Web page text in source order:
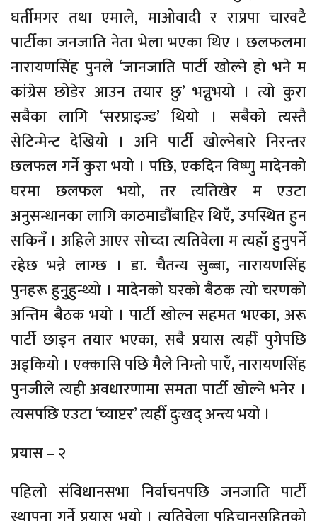
घर्तीमगर तथा एमाले, माओवादी र राप्रपा चारवटै
पार्टीका जनजाति नेता भेला भएका थिए । छलफलमा
नारायणसिंह पुनले ‘जानजाति पार्टी खोल्ने हो भने म
कांग्रेस छोडेर आउन तयार छु’ भन्नुभयो । त्यो कुरा
सबैका लागि ‘सरप्राइज्ड’ थियो । सबैको त्यस्तै
सेटिन्मेन्ट देखियो । अनि पार्टी खोल्नेबारे निरन्तर
छलफल गर्ने कुरा भयो । पछि, एकदिन विष्णु मादेनको
घरमा छलफल भयो, तर त्यतिखेर म एउटा
अनुसन्धानका लागि काठमाडौंबाहिर थिएँ, उपस्थित हुन
सकिनँ । अहिले आएर सोच्दा त्यतिवेला म त्यहाँ हुुनुपर्ने
रहेछ भन्ने लाग्छ । डा. चैतन्य सुब्बा, नारायणसिंह
पुनहरू हुनुुहुन्थ्यो । मादेनको घरको बैठक त्यो चरणको
अन्तिम बैठक भयो । पार्टी खोल्न सहमत भएका, अरू
पार्टी छाड्न तयार भएका, सबै प्रयास त्यहीँ पुगेपछि
अड्कियो । एक्कासि पछि मैले निम्तो पाएँ, नारायणसिंह
पुनजीले त्यही अवधारणामा समता पार्टी खोल्ने भनेर ।
त्यसपछि एउटा ‘च्याप्टर’ त्यहीँ दुःखद् अन्त्य भयो ।
प्रयास – २
पहिलो संविधानसभा निर्वाचनपछि जनजाति पार्टी